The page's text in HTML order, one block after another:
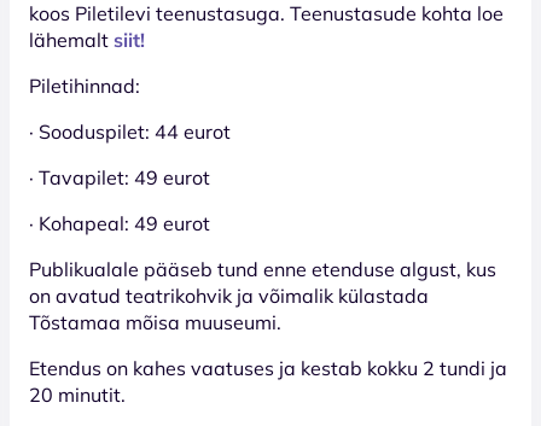
koos Piletilevi teenustasuga. Teenustasude kohta loe
lähemalt siit!
Piletihinnad:
· Sooduspilet: 44 eurot
· Tavapilet: 49 eurot
· Kohapeal: 49 eurot
Publikualale pääseb tund enne etenduse algust, kus
on avatud teatrikohvik ja võimalik külastada
Tõstamaa mõisa muuseumi.
Etendus on kahes vaatuses ja kestab kokku 2 tundi ja
20 minutit.